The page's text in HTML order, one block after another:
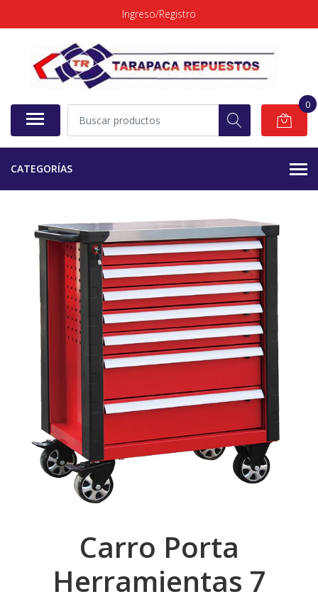
Ingreso/Registro
0
CATEGORÍAS
Carro Porta
Herramientas 7